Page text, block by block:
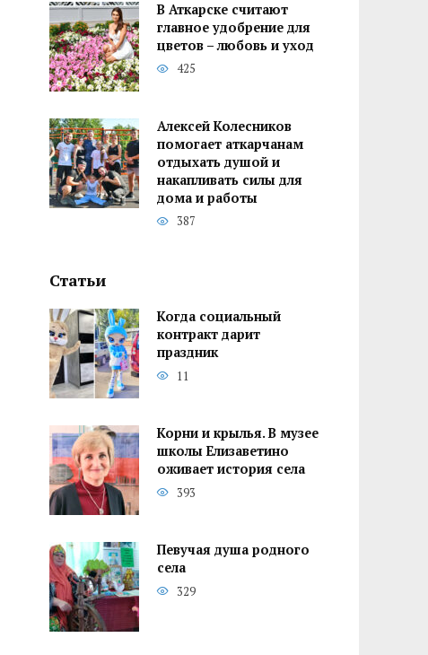
В Аткарске считают
главное удобрение для
цветов – любовь и уход
425
Алексей Колесников
помогает аткарчанам
отдыхать душой и
накапливать силы для
дома и работы
387
Статьи
Когда социальный
контракт дарит
праздник
11
Корни и крылья. В музее
школы Елизаветино
оживает история села
393
Певучая душа родного
села
329